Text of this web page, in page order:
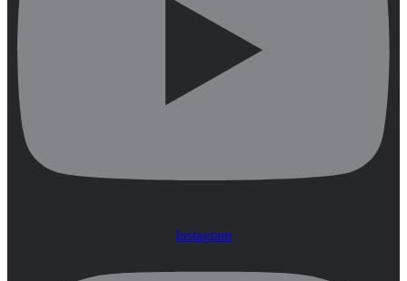
Instagram